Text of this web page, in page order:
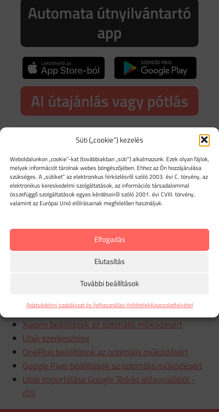
Süti („cookie”) kezelés
Weboldalunkon „cookie”-kat (továbbiakban „süti”) alkalmazunk. Ezek olyan fájlok,
melyek információt tárolnak webes böngészőjében. Ehhez az Ön hozzájárulása
szükséges. A „sütiket” az elektronikus hírközlésről szóló 2003. évi C. törvény, az
elektronikus kereskedelmi szolgáltatások, az információs társadalommal
összefüggő szolgáltatások egyes kérdéseiről szóló 2001. évi CVIII. törvény,
valamint az Európai Unió előírásainak megfelelően használjuk.
Elfogadás
Elutasítás
További beállítások
Adatvédelmi szabályzat és felhasználási feltételekKapcsolatfelvétel
Automata útnyilvántartó
app
AI útajánlás vagy pótlás
IRÁNY AZ ÚTNYILVÁNTARTÁS
Előző
Manuális elhelyezés a vizuális térképen
Gyártóspecifikus beállítások
Xiaomi beállítások az optimális működésért
Utak szerkesztése
OnePlus beállítások az optimális működésért
Google Pixel beállítások az optimális működésért
Utak importálása Google Térkép idővonalából -
iOS